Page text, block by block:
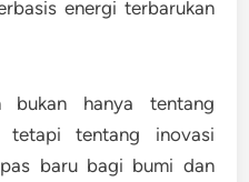
energi terbarukan
bukan hanya tentang
tetapi tentang inovasi
baru bagi bumi dan